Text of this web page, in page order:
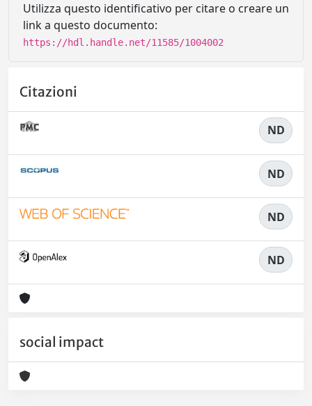
Utilizza questo identificativo per citare o creare un
link a questo documento:
https://hdl.handle.net/11585/1004002
Citazioni
ND
ND
ND
ND
social impact